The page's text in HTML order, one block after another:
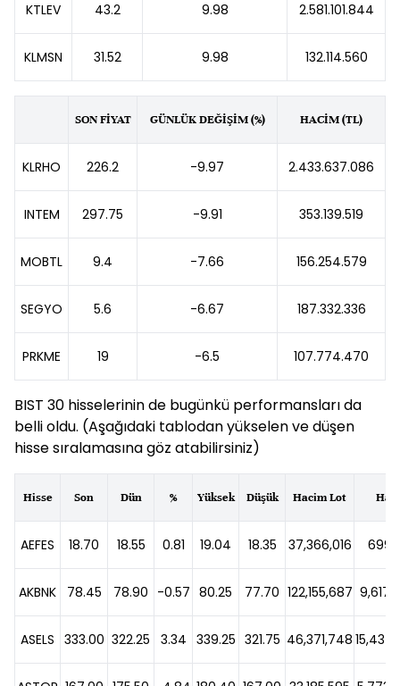
KTLEV 43.2 9.98 2.581.101.844
KLMSN 31.52 9.98 132.114.560
SON FİYAT GÜNLÜK DEĞİŞİM (%) HACİM (TL)
KLRHO 226.2 -9.97 2.433.637.086
INTEM 297.75 -9.91 353.139.519
MOBTL 9.4 -7.66 156.254.579
SEGYO 5.6 -6.67 187.332.336
PRKME 19 -6.5 107.774.470
BIST 30 hisselerinin de bugünkü performansları da
belli oldu. (Aşağıdaki tablodan yükselen ve düşen
hisse sıralamasına göz atabilirsiniz)
Hisse Son Dün % Yüksek Düşük Hacim Lot
AEFES 18.70 18.55 0.81 19.04 18.35 37,366,016
AKBNK 78.45 78.90 -0.57 80.25 77.70 122,155,687
ASELS 333.00 322.25 3.34 339.25 321.75 46,371,748